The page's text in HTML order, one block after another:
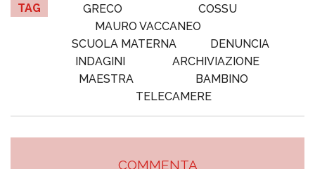
TAG GRECO
COSSU
MAURO VACCANEO
SCUOLA MATERNA
DENUNCIA
INDAGINI
ARCHIVIAZIONE
MAESTRA
BAMBINO
TELECAMERE
COMMENTA